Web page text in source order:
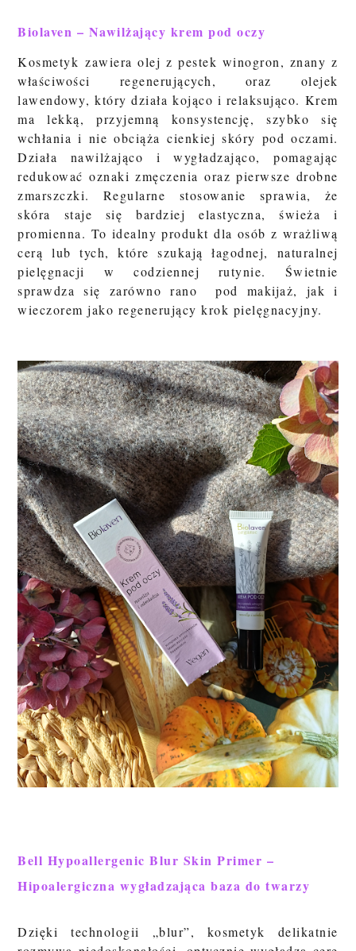
Biolaven – Nawilżający krem pod oczy
Kosmetyk zawiera olej z pestek winogron, znany z
właściwości regenerujących, oraz olejek
lawendowy, który działa kojąco i relaksująco. Krem
ma lekką, przyjemną konsystencję, szybko się
wchłania i nie obciąża cienkiej skóry pod oczami.
Działa nawilżająco i wygładzająco, pomagając
redukować oznaki zmęczenia oraz pierwsze drobne
zmarszczki. Regularne stosowanie sprawia, że
skóra staje się bardziej elastyczna, świeża i
promienna. To idealny produkt dla osób z wrażliwą
cerą lub tych, które szukają łagodnej, naturalnej
pielęgnacji w codziennej rutynie. Świetnie
sprawdza się zarówno rano pod makijaż, jak i
wieczorem jako regenerujący krok pielęgnacyjny.
Bell Hypoallergenic Blur Skin Primer –
Hipoalergiczna wygładzająca baza do twarzy
Dzięki technologii „blur”, kosmetyk delikatnie